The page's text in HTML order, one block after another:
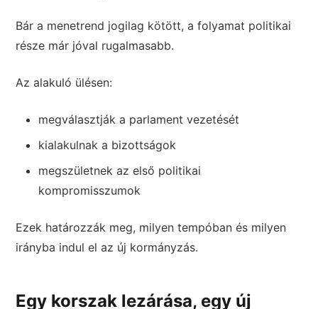
Bár a menetrend jogilag kötött, a folyamat politikai
része már jóval rugalmasabb.
Az alakuló ülésen:
megválasztják a parlament vezetését
kialakulnak a bizottságok
megszületnek az első politikai
kompromisszumok
Ezek határozzák meg, milyen tempóban és milyen
irányba indul el az új kormányzás.
Egy korszak lezárása, egy új